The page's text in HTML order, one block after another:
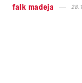
falk madeja